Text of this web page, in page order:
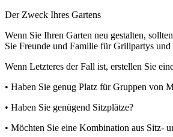
Der Zweck Ihres Gartens
Wenn Sie Ihren Garten neu gestalten,
Sie Freunde und Familie für Grillpartys
Wenn Letzteres der Fall ist, erstellen Sie
• Haben Sie genug Platz für Gruppen von
• Haben Sie genügend Sitzplätze?
• Möchten Sie eine Kombination aus Sitz-